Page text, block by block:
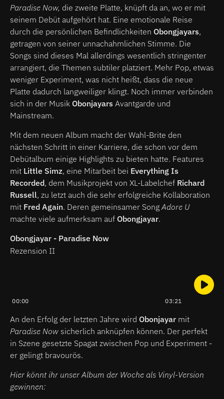
Paradise Now, die zweite Platte, knüpft da an, wo er mit
seinem Debüt aufgehört hat. Eine emotionale Reise
durch die persönlichen Befindlichkeiten Obongjayars,
getragen von seiner unnachahmlichen Stimme. Die
Songs sind dieses Mal allerdings wesentlich stringenter
arrangiert, die Themen subtiler platziert. Mehr Pop, etwas
weniger Experiment, was nicht heißt, dass die neue
Platte dadurch langweiliger klingt. Noch immer verbinden
sich in der Musik Obonjayars Avantgarde und
Mainstream.
Mit dem neuen Album macht der Wahl-Brite den
nächsten Schritt in einer Karriere, die schon vor dem
Debütalbum einige Highlights zu bieten hatte. Features
mit Little Simz, eine Mitarbeit bei Everything Is
Recorded, dem Musikprojekt von XL-Labelchef Richard
Russell, zu letzt auch die sehr erfolgreiche Kollaboration
mit Fred Again. Deren gemeinsamer Song Adore U
machte viele aufmerksam auf Obongjayar.
Obongjayar - Paradise Now
Rezension II
00:00 03:21
An den Erfolg der letzten Jahre wird Obonjayar mit
Paradise Now sicherlich anknüpfen können. Der perfekt
in Szene gesetzte Spagat zwischen Pop und Experiment -
er gelingt bravourös.
Hier könnt ihr unser Album der Woche als Vinyl-Version
gewinnen: